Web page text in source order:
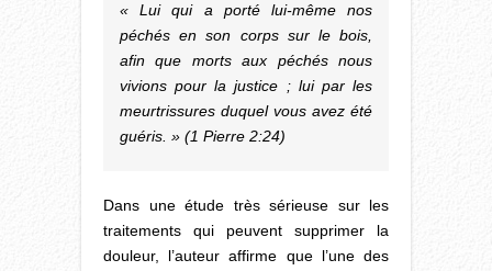
« Lui qui a porté lui-même nos
péchés en son corps sur le bois,
afin que morts aux péchés nous
vivions pour la justice ; lui par les
meurtrissures duquel vous avez été
guéris. » (1 Pierre 2:24)
Dans une étude très sérieuse sur les
traitements qui peuvent supprimer la
douleur, l’auteur affirme que l’une des